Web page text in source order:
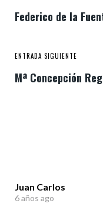
Federico de la
ENTRADA SIGUIENTE
Mª Concepción
Juan Carlos
6 años ago